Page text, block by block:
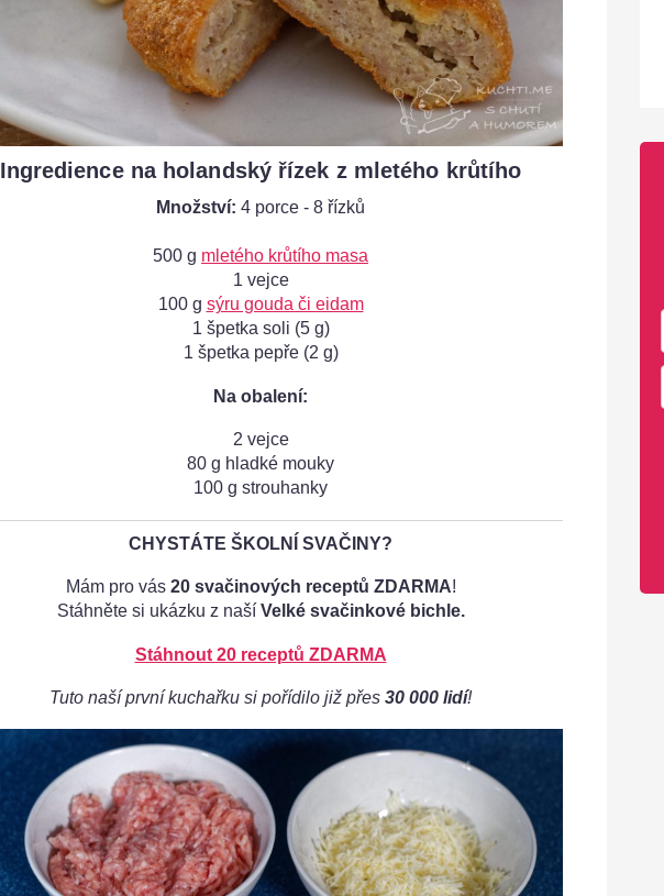
Ingredience na holandský řízek z mletého krůtího
Množství: 4 porce - 8 řízků
500 g mletého krůtího masa
1 vejce
100 g sýru gouda či eidam
1 špetka soli (5 g)
1 špetka pepře (2 g)
Na obalení:
2 vejce
80 g hladké mouky
100 g strouhanky
CHYSTÁTE ŠKOLNÍ SVAČINY?
Mám pro vás 20 svačinových receptů ZDARMA!
Stáhněte si ukázku z naší Velké svačinkové bichle.
Stáhnout 20 receptů ZDARMA
Tuto naší první kuchařku si pořídilo již přes 30 000 lidí!